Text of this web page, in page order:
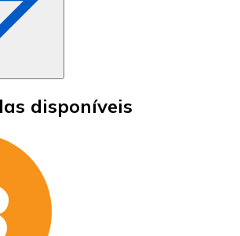
disponíveis